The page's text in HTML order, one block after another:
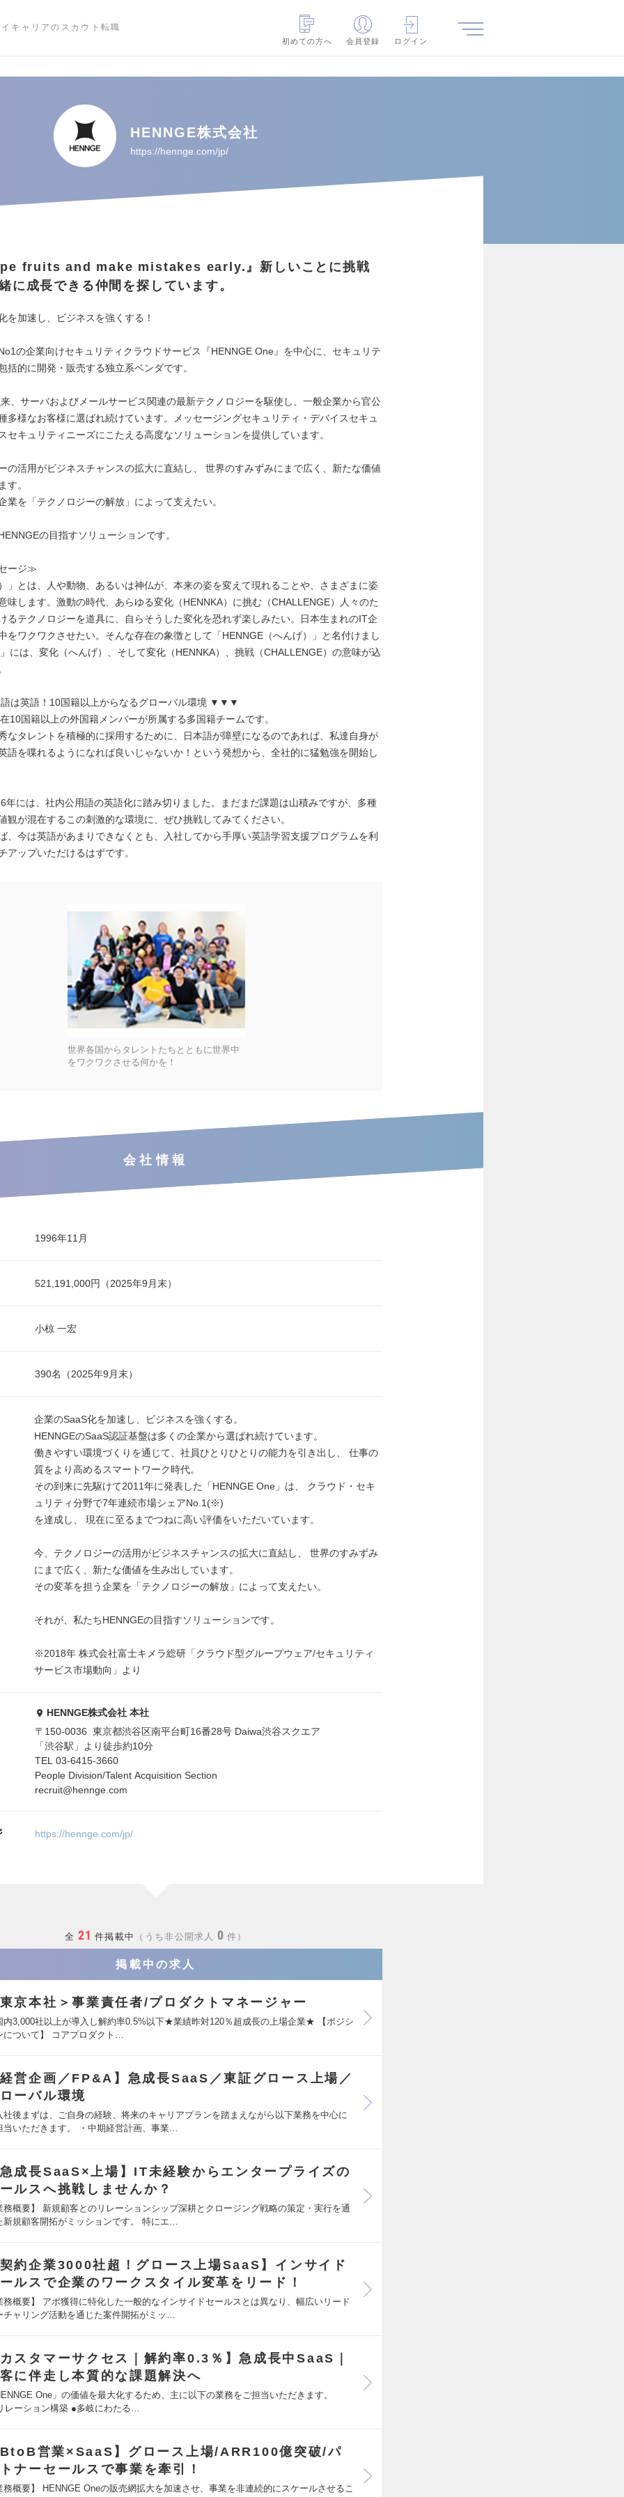
キャリアのスカウト転職
初めての方へ
会員登録 ログイン
HENNGE株式会社
https://hennge.com/jp/
fruits and make mistakes early.』新しいことに挑戦
に成長できる仲間を探しています。
を加速し、ビジネスを強くする！
の企業向けセキュリティクラウドサービス『HENNGE One』を中心に、セキュリテ
括的に開発・販売する独立系ベンダです。
、サーバおよびメールサービス関連の最新テクノロジーを駆使し、一般企業から官公
多様なお客様に選ばれ続けています。メッセージングセキュリティ・デバイスセキュ
セキュリティニーズにこたえる高度なソリューションを提供しています。
の活用がビジネスチャンスの拡大に直結し、 世界のすみずみにまで広く、新たな価値
す。
業を「テクノロジーの解放」によって支えたい。
の目指すソリューションです。
ージ≫
」とは、人や動物、あるいは神仏が、本来の姿を変えて現れることや、さまざまに姿
味します。激動の時代、あらゆる変化（HENNKA）に挑む（CHALLENGE）人々のた
るテクノロジーを道具に、自らそうした変化を恐れず楽しみたい。日本生まれのIT企
をワクワクさせたい。そんな存在の象徴として「HENNGE（へんげ）」と名付けまし
には、変化（へんげ）、そして変化（HENNKA）、挑戦（CHALLENGE）の意味が込
英語！10国籍以上からなるグローバル環境 ▼▼▼
10国籍以上の外国籍メンバーが所属する多国籍チームです。
なタレントを積極的に採用するために、日本語が障壁になるのであれば、私達自身が
語を喋れるようになれば良いじゃないか！という発想から、全社的に猛勉強を開始し
年には、社内公用語の英語化に踏み切りました。まだまだ課題は山積みですが、多種
観が混在するこの刺激的な環境に、ぜひ挑戦してみてください。
、今は英語があまりできなくとも、入社してから手厚い英語学習支援プログラムを利
アップいただけるはずです。
世界各国からタレントたちとともに世界中
をワクワクさせる何かを！
会社情報
1996年11月
521,191,000円（2025年9月末）
小椋 一宏
390名（2025年9月末）
企業のSaaS化を加速し、ビジネスを強くする。
HENNGEのSaaS認証基盤は多くの企業から選ばれ続けています。
働きやすい環境づくりを通じて、社員ひとりひとりの能力を引き出し、 仕事の
質をより高めるスマートワーク時代。
その到来に先駆けて2011年に発表した「HENNGE One」は、 クラウド・セキ
ュリティ分野で7年連続市場シェアNo.1(※)
を達成し、 現在に至るまでつねに高い評価をいただいています。
今、テクノロジーの活用がビジネスチャンスの拡大に直結し、 世界のすみずみ
にまで広く、新たな価値を生み出しています。
その変革を担う企業を「テクノロジーの解放」によって支えたい。
それが、私たちHENNGEの目指すソリューションです。
※2018年 株式会社富士キメラ総研「クラウド型グループウェア/セキュリティ
サービス市場動向」より
HENNGE株式会社 本社
〒150-0036 東京都渋谷区南平台町16番28号 Daiwa渋谷スクエア
「渋谷駅」より徒歩約10分
TEL 03-6415-3660
People Division/Talent Acquisition Section
recruit@hennge.com
https://hennge.com/jp/
全 21 件掲載中 うち非公開求人 0 件
掲載中の求人
京本社＞事業責任者/プロダクトマネージャー
3,000社以上が導入し解約率0.5%以下★業績昨対120％超成長の上場企業★ 【ポジシ
について】 コアプロダクト…
営企画／FP&A】急成長SaaS／東証グロース上場／
ーバル環境
社後まずは、ご自身の経験、将来のキャリアプランを踏まえながら以下業務を中心に
当いただきます。 ・中期経営計画、事業…
成長SaaS×上場】IT未経験からエンタープライズの
ルスへ挑戦しませんか？
務概要】 新規顧客とのリレーションシップ深耕とクロージング戦略の策定・実行を通
新規顧客開拓がミッションです。 特にエ…
約企業3000社超！グロース上場SaaS】インサイド
ルスで企業のワークスタイル変革をリード！
務概要】 アポ獲得に特化した一般的なインサイドセールスとは異なり、幅広いリード
チャリング活動を通じた案件開拓がミッ…
スタマーサクセス｜解約率0.3％】急成長中SaaS｜
に伴走し本質的な課題解決へ
One」の価値を最大化するため、主に以下の業務をご担当いただきます。
レーション構築 ●多岐にわたる…
営業×SaaS】グロース上場/ARR100億突破/パ
ナーセールスで事業を牽引！
務概要】 HENNGE Oneの販売網拡大を加速させ、事業を非連続的にスケールさせるこ